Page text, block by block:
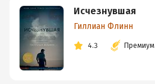
Исчезнувшая
Гиллиан Флинн
4.3 Премиум